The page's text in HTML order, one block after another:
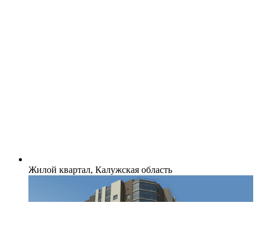
Жилой квартал, Калужская область